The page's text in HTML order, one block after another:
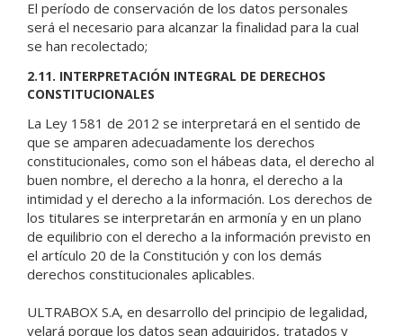
El período de conservación de los datos personales
será el necesario para alcanzar la finalidad para la cual
se han recolectado;
2.11. INTERPRETACIÓN INTEGRAL DE DERECHOS
CONSTITUCIONALES
La Ley 1581 de 2012 se interpretará en el sentido de
que se amparen adecuadamente los derechos
constitucionales, como son el hábeas data, el derecho al
buen nombre, el derecho a la honra, el derecho a la
intimidad y el derecho a la información. Los derechos de
los titulares se interpretarán en armonía y en un plano
de equilibrio con el derecho a la información previsto en
el artículo 20 de la Constitución y con los demás
derechos constitucionales aplicables.
ULTRABOX S.A, en desarrollo del principio de legalidad,
velará porque los datos sean adquiridos, tratados y